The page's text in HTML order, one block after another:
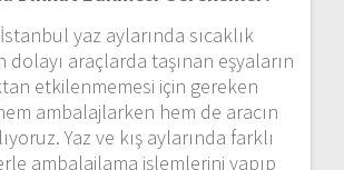
yaz aylarında sıcaklık
dolayı araçlarda taşınan eşyaların
etkilenmemesi için gereken
ambalajlarken hem de aracın
Yaz ve kış aylarında farklı
ambalajlama işlemlerini yapıp